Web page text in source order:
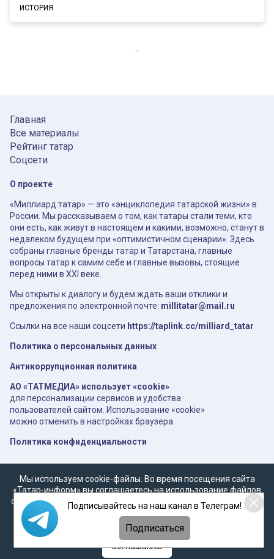
ИСТОРИЯ
Главная
Все материалы
Рейтинг татар
Соцсети
О проекте
«Миллиард.татар» — это «энциклопедия татарской жизни» в
России. Мы рассказываем о том, как татары стали теми, кто
они есть, как живут в настоящем и какими, возможно, станут в
недалеком будущем при «оптимистичном сценарии». Здесь
собраны главные бренды татар и Татарстана, главные
вопросы татар к самим себе и главные вызовы, стоящие
перед ними в XXI веке.
Мы открыты к диалогу и будем ждать ваши отклики и
предложения по электронной почте: millitatar@mail.ru
Ссылки на все наши соцсети https://taplink.cc/milliard_tatar
Политика о персональных данных
Антикоррупционная политика
АО «ТАТМЕДИА» использует «cookie»
для персонализации сервисов и удобства
пользователей сайтом. Использование «cookie»
можно отменить в настройках браузера.
Политика конфиденциальности
Мы используем cookie-файлы. Во время посещения сайта
«Татар-информ» вы соглашаетесь на использование файлов
cookie в соответствии с настоящим уведомлением, согласием
наобработку персональных данных,Политикой о
персональных данных
Политикой конфиденциальности
Соглашаюсь
Подписывайтесь на наш канал в Телеграм!
Подписаться